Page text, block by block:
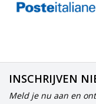
INSCHRIJVEN
Meld je nu aan en